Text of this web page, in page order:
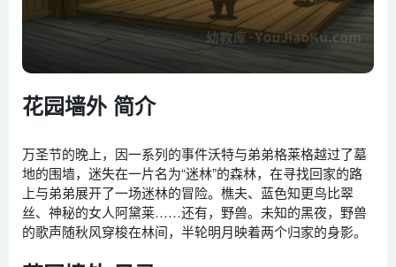
花园墙外 简介
万圣节的晚上，因一系列的事件沃特与弟弟格莱格越过了墓
地的围墙，迷失在一片名为“迷林”的森林，在寻找回家的路
上与弟弟展开了一场迷林的冒险。樵夫、蓝色知更鸟比翠
丝、神秘的女人阿黛莱……还有，野兽。未知的黑夜，野兽
的歌声随秋风穿梭在林间，半轮明月映着两个归家的身影。